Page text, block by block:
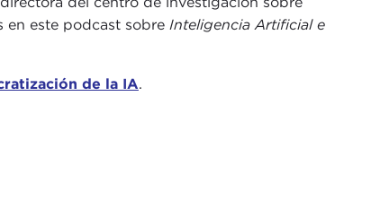
en este podcast sobre Inteligencia Artificial e
de la IA.